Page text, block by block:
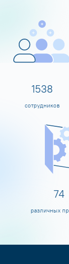
1600
сотрудников
80
различных